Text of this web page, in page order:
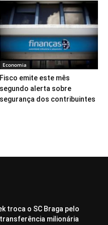
Economia
Fisco emite este mês
segundo alerta sobre
segurança dos contribuintes
troca o SC Braga pelo
milionária